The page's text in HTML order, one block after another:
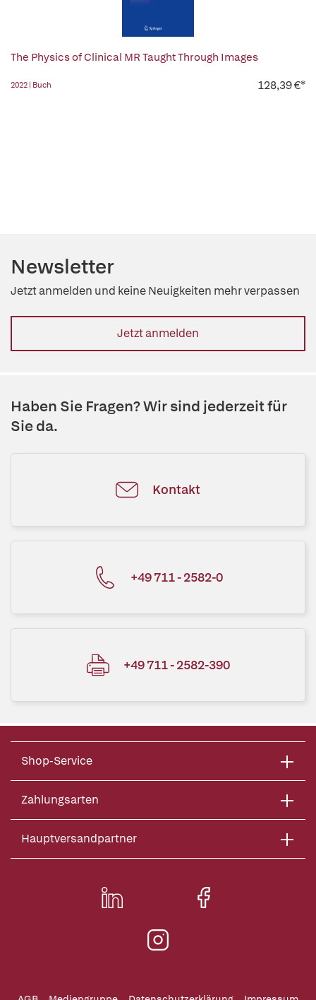
The Physics of Clinical MR Taught Through Images
2022 | Buch 128,39 €*
Newsletter
Jetzt anmelden und keine Neuigkeiten mehr verpassen
Jetzt anmelden
Haben Sie Fragen? Wir sind jederzeit für
Sie da.
Kontakt
+49 711 - 2582-0
+49 711 - 2582-390
Shop-Service
Zahlungsarten
Hauptversandpartner